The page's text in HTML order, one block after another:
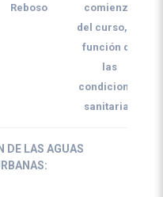
Reboso
comienzo
del curso, en
función de
las
condiciones
sanitarias
DE LAS AGUAS